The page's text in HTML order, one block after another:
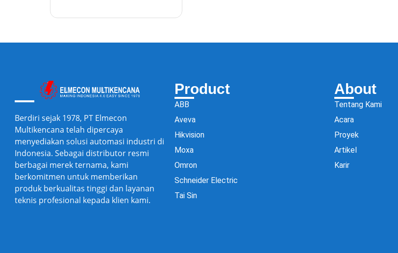
Berdiri sejak 1978, PT Elmecon
Multikencana telah dipercaya
menyediakan solusi automasi industri di
Indonesia. Sebagai distributor resmi
berbagai merek ternama, kami
berkomitmen untuk memberikan
produk berkualitas tinggi dan layanan
teknis profesional kepada klien kami.
Product
ABB
Aveva
Hikvision
Moxa
Omron
Schneider Electric
Tai Sin
About
Tentang Kami
Acara
Proyek
Artikel
Karir